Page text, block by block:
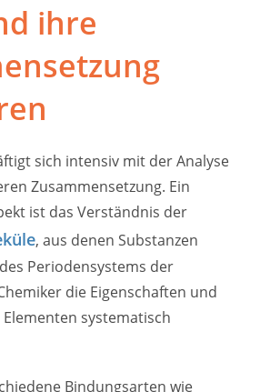
ihre
sich intensiv mit der Analyse
Zusammensetzung. Ein
ist das Verständnis der
, aus denen Substanzen
Periodensystems der
die Eigenschaften und
systematisch
Bindungsarten wie